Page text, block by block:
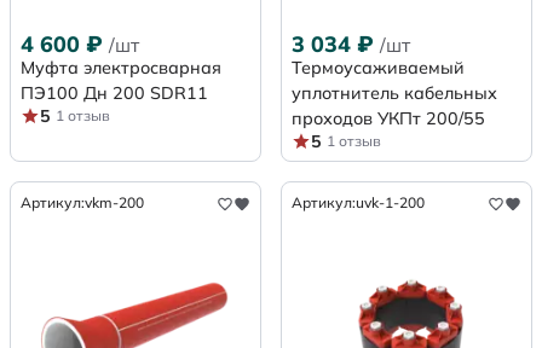
4 600 ₽ /шт
Муфта электросварная
ПЭ100 Дн 200 SDR11
5 1 отзыв
3 034 ₽ /шт
Термоусаживаемый
уплотнитель кабельных
проходов УКПт 200/55
5 1 отзыв
Артикул:vkm-200 Артикул:uvk-1-200